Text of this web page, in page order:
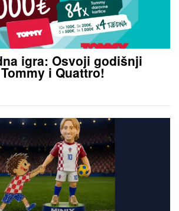
igra: Osvoji godišnji
i Quattro!